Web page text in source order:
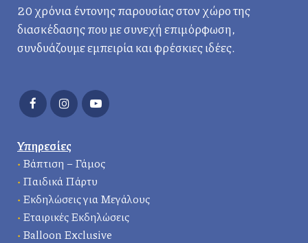
20 χρόνια έντονης παρουσίας στον χώρο της
διασκέδασης που με συνεχή επιμόρφωση,
συνδυάζουμε εμπειρία και φρέσκιες ιδέες.
Υπηρεσίες
• Βάπτιση – Γάμος
• Παιδικά Πάρτυ
• Εκδηλώσεις για Μεγάλους
• Εταιρικές Εκδηλώσεις
• Balloon Exclusive